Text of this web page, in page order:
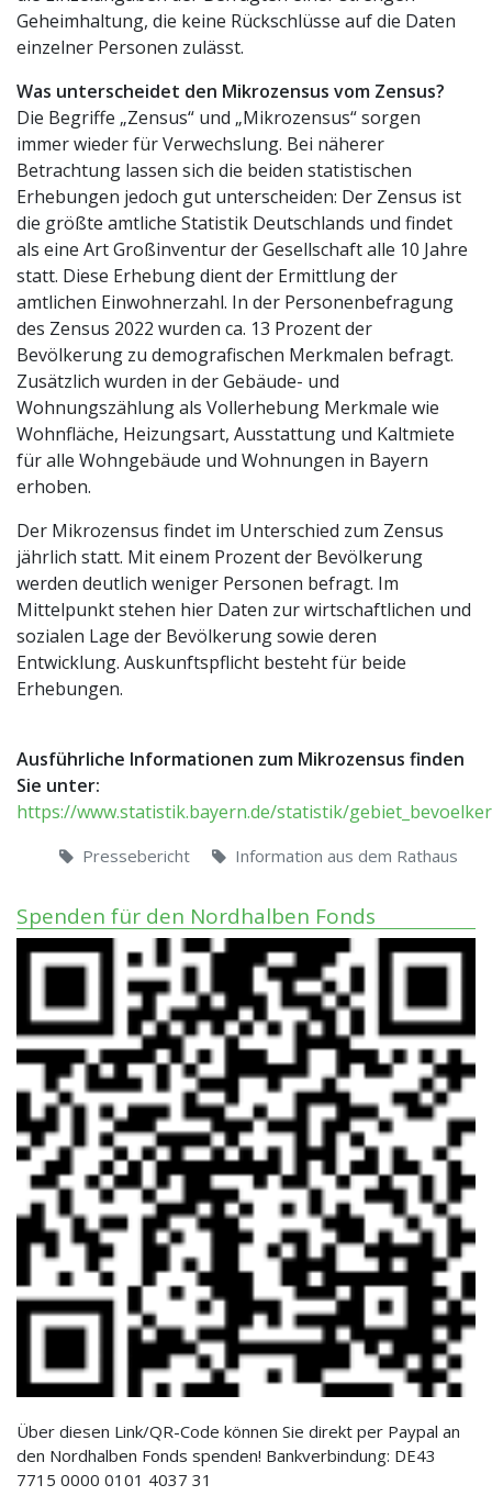
Geheimhaltung, die keine Rückschlüsse auf die Daten
einzelner Personen zulässt.
Was unterscheidet den Mikrozensus vom Zensus?
Die Begriffe „Zensus“ und „Mikrozensus“ sorgen
immer wieder für Verwechslung. Bei näherer
Betrachtung lassen sich die beiden statistischen
Erhebungen jedoch gut unterscheiden: Der Zensus ist
die größte amtliche Statistik Deutschlands und findet
als eine Art Großinventur der Gesellschaft alle 10 Jahre
statt. Diese Erhebung dient der Ermittlung der
amtlichen Einwohnerzahl. In der Personenbefragung
des Zensus 2022 wurden ca. 13 Prozent der
Bevölkerung zu demografischen Merkmalen befragt.
Zusätzlich wurden in der Gebäude- und
Wohnungszählung als Vollerhebung Merkmale wie
Wohnfläche, Heizungsart, Ausstattung und Kaltmiete
für alle Wohngebäude und Wohnungen in Bayern
erhoben.
Der Mikrozensus findet im Unterschied zum Zensus
jährlich statt. Mit einem Prozent der Bevölkerung
werden deutlich weniger Personen befragt. Im
Mittelpunkt stehen hier Daten zur wirtschaftlichen und
sozialen Lage der Bevölkerung sowie deren
Entwicklung. Auskunftspflicht besteht für beide
Erhebungen.
Ausführliche Informationen zum Mikrozensus finden
Sie unter:
https://www.statistik.bayern.de/statistik/
Pressebericht Information aus dem Rathaus
Spenden für den Nordhalben Fonds
Über diesen Link/QR-Code können Sie direkt per Paypal an
den Nordhalben Fonds spenden! Bankverbindung: DE43
7715 0000 0101 4037 31